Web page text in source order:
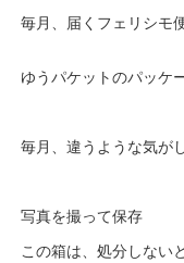
毎月、届くフェリシモ
ゆうパケットのパッケ
毎月、違うような気が
写真を撮って保存
この箱は、処分しない